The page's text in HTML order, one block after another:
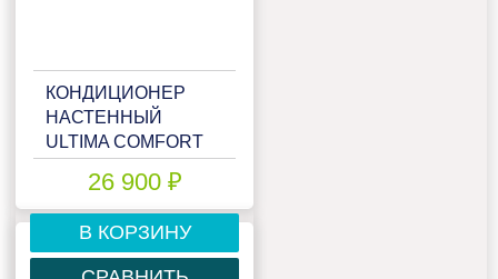
КОНДИЦИОНЕР
НАСТЕННЫЙ
ULTIMA COMFORT
26 900 ₽
В КОРЗИНУ